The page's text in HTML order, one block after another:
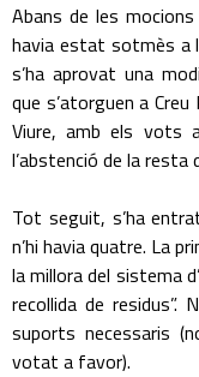
Abans de les
havia estat sotmès a
s’ha aprovat una
que s’atorguen a
Viure, amb els vots
l’abstenció de la resta
Tot seguit, s’ha
n’hi havia quatre. La
la millora del sistema
recollida de
suports necessaris
votat a favor).